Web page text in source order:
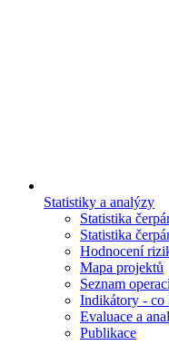
Statistiky a analýzy
Statistika
Statistika
Hodnocení
Mapa projektů
Seznam
Indikátory - co
Evaluace a
Publikace